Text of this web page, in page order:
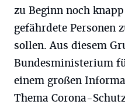
zu Beginn noch
gefährdete Personen
sollen. Aus diesem
Bundesministerium
einem großen
Thema Corona-